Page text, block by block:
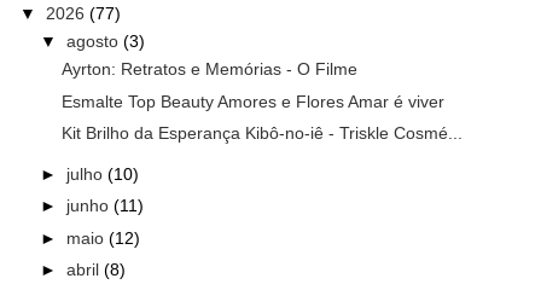
▼ 2026 (77)
▼ agosto (3)
Ayrton: Retratos e Memórias - O Filme
Esmalte Top Beauty Amores e Flores Amar é viver
Kit Brilho da Esperança Kibô-no-iê - Triskle Cosmé...
► julho (10)
► junho (11)
► maio (12)
► abril (8)